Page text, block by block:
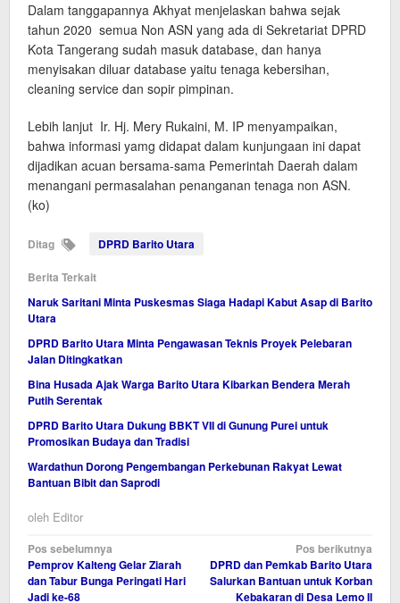
Dalam tanggapannya Akhyat menjelaskan bahwa sejak
tahun 2020 semua Non ASN yang ada di Sekretariat DPRD
Kota Tangerang sudah masuk database, dan hanya
menyisakan diluar database yaitu tenaga kebersihan,
cleaning service dan sopir pimpinan.
Lebih lanjut Ir. Hj. Mery Rukaini, M. IP menyampaikan,
bahwa informasi yamg didapat dalam kunjungaan ini dapat
dijadikan acuan bersama-sama Pemerintah Daerah dalam
menangani permasalahan penanganan tenaga non ASN.
(ko)
Ditag DPRD Barito Utara
Berita Terkait
Naruk Saritani Minta Puskesmas Siaga Hadapi Kabut Asap di Barito
Utara
DPRD Barito Utara Minta Pengawasan Teknis Proyek Pelebaran
Jalan Ditingkatkan
Bina Husada Ajak Warga Barito Utara Kibarkan Bendera Merah
Putih Serentak
DPRD Barito Utara Dukung BBKT VII di Gunung Purei untuk
Promosikan Budaya dan Tradisi
Wardathun Dorong Pengembangan Perkebunan Rakyat Lewat
Bantuan Bibit dan Saprodi
oleh Editor
Navigasi
pos
Pos sebelumnya
Pemprov Kalteng Gelar Ziarah
dan Tabur Bunga Peringati Hari
Jadi ke-68
Pos berikutnya
DPRD dan Pemkab Barito Utara
Salurkan Bantuan untuk Korban
Kebakaran di Desa Lemo II